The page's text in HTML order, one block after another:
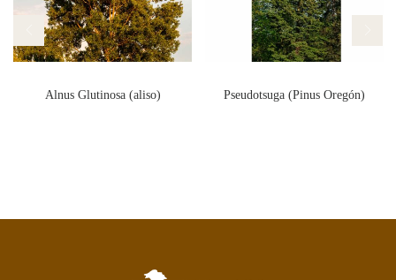
Alnus Glutinosa (aliso) Pseudotsuga (Pinus Oregón)